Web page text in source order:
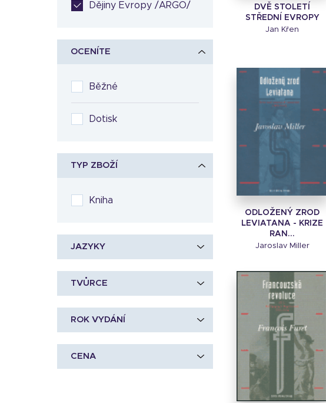
Dějiny Evropy /ARGO/
OCENÍTE
Běžné
Dotisk
TYP ZBOŽÍ
Kniha
JAZYKY
TVŮRCE
ROK VYDÁNÍ
CENA
DVĚ STOLETÍ
STŘEDNÍ EVROPY
Jan Křen
ODLOŽENÝ ZROD
LEVIATANA - KRIZE
RAN...
Jaroslav Miller